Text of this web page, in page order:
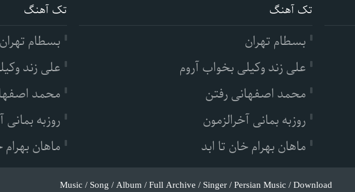
تک آهنگ
بسطام تهران
علی زند وکیلی بخواب آروم
محمد اصفهانی رفتن
روزبه بمانی آخرالزمون
ماهان بهرام خان تا ابد
تک آهنگ
بسطام تهران
علی زند
محمد
روزبه بمانی
ماهان بهرام
Music / Song / Album / Full Archive / Singer / Persian Music / Download